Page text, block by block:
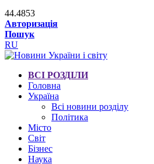
44.4853
Авторизація
Пошук
RU
ВСІ РОЗДІЛИ
Головна
Україна
Всі новини розділу
Політика
Місто
Світ
Бізнес
Наука